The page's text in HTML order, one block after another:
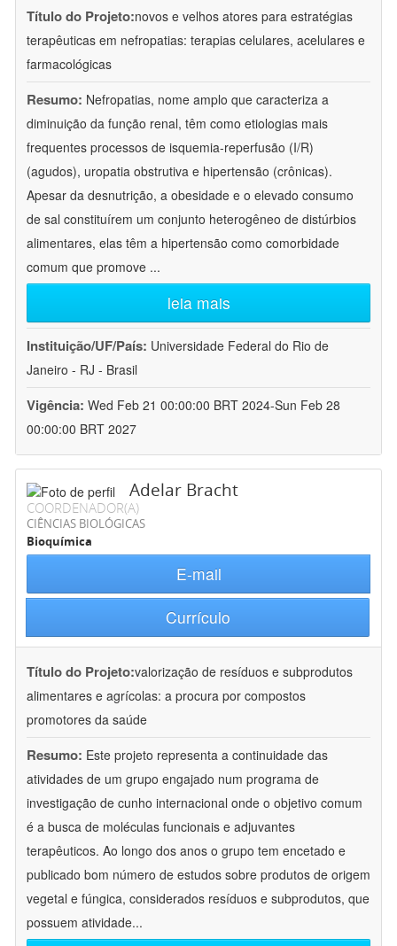
Título do Projeto:novos e velhos atores para estratégias
terapêuticas em nefropatias: terapias celulares, acelulares e
farmacológicas
Resumo: Nefropatias, nome amplo que caracteriza a
diminuição da função renal, têm como etiologias mais
frequentes processos de isquemia-reperfusão (I/R)
(agudos), uropatia obstrutiva e hipertensão (crônicas).
Apesar da desnutrição, a obesidade e o elevado consumo
de sal constituírem um conjunto heterogêneo de distúrbios
alimentares, elas têm a hipertensão como comorbidade
comum que promove ...
leia mais
Instituição/UF/País: Universidade Federal do Rio de
Janeiro - RJ - Brasil
Vigência: Wed Feb 21 00:00:00 BRT 2024-Sun Feb 28
00:00:00 BRT 2027
Adelar Bracht
COORDENADOR(A)
CIÊNCIAS BIOLÓGICAS
Bioquímica
E-mail
Currículo
Título do Projeto:valorização de resíduos e subprodutos
alimentares e agrícolas: a procura por compostos
promotores da saúde
Resumo: Este projeto representa a continuidade das
atividades de um grupo engajado num programa de
investigação de cunho internacional onde o objetivo comum
é a busca de moléculas funcionais e adjuvantes
terapêuticos. Ao longo dos anos o grupo tem encetado e
publicado bom número de estudos sobre produtos de origem
vegetal e fúngica, considerados resíduos e subprodutos, que
possuem atividade...